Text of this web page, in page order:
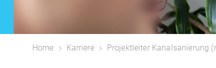
Home Karriere Projektleiter Kanalsanierung